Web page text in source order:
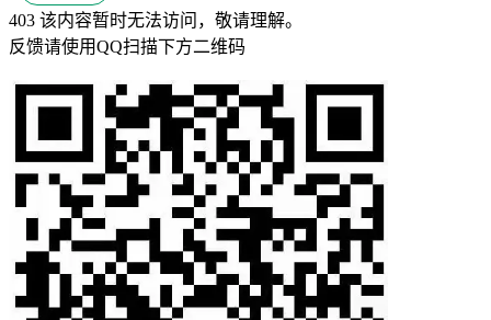
403 该内容暂时无法访问，敬请理解。
反馈请使用QQ扫描下方二维码